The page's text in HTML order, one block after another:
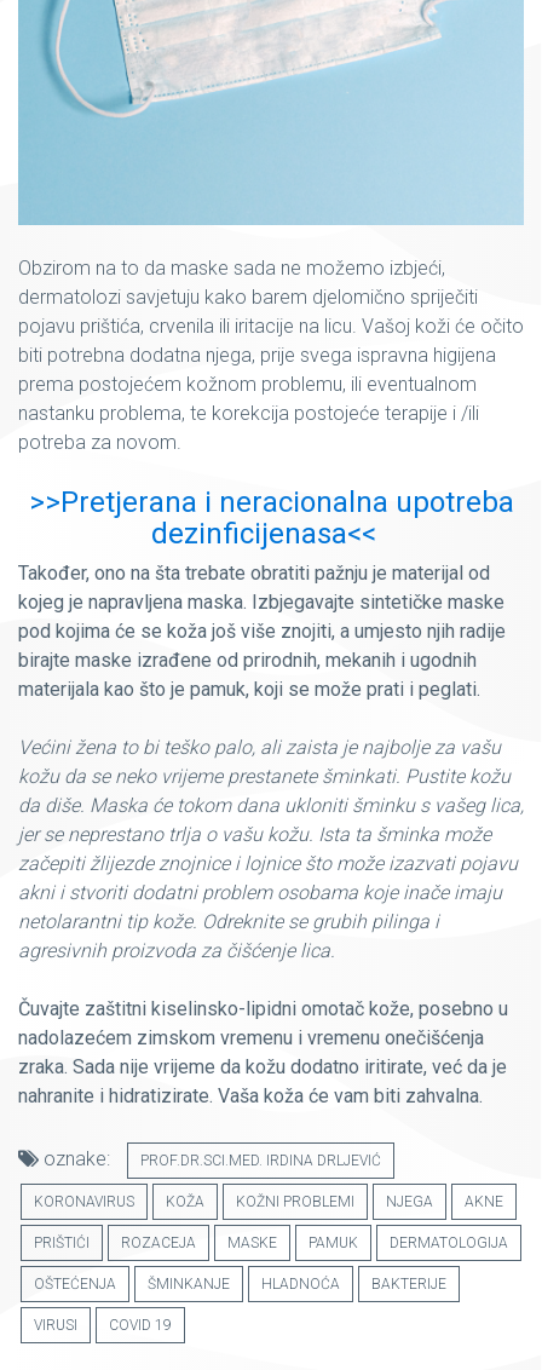
Obzirom na to da maske sada ne možemo izbjeći,
dermatolozi savjetuju kako barem djelomično spriječiti
pojavu prištića, crvenila ili iritacije na licu. Vašoj koži će očito
biti potrebna dodatna njega, prije svega ispravna higijena
prema postojećem kožnom problemu, ili eventualnom
nastanku problema, te korekcija postojeće terapije i /ili
potreba za novom.
>>Pretjerana i neracionalna upotreba
dezinficijenasa<<
Također, ono na šta trebate obratiti pažnju je materijal od
kojeg je napravljena maska. Izbjegavajte sintetičke maske
pod kojima će se koža još više znojiti, a umjesto njih radije
birajte maske izrađene od prirodnih, mekanih i ugodnih
materijala kao što je pamuk, koji se može prati i peglati.
Većini žena to bi teško palo, ali zaista je najbolje za vašu
kožu da se neko vrijeme prestanete šminkati. Pustite kožu
da diše. Maska ​​će tokom dana ukloniti šminku s vašeg lica,
jer se neprestano trlja o vašu kožu. Ista ta šminka može
začepiti žlijezde znojnice i lojnice što može izazvati pojavu
akni i stvoriti dodatni problem osobama koje inače imaju
netolarantni tip kože. Odreknite se grubih pilinga i
agresivnih proizvoda za čišćenje lica.
Čuvajte zaštitni kiselinsko-lipidni omotač kože, posebno u
nadolazećem zimskom vremenu i vremenu onečišćenja
zraka. Sada nije vrijeme da kožu dodatno iritirate, već da je
nahranite i hidratizirate. Vaša koža će vam biti zahvalna.
oznake: PROF.DR.SCI.MED. IRDINA DRLJEVIĆ
KORONAVIRUS KOŽA KOŽNI PROBLEMI NJEGA AKNE
PRIŠTIĆI ROZACEJA MASKE PAMUK DERMATOLOGIJA
OŠTEĆENJA ŠMINKANJE HLADNOĆA BAKTERIJE
VIRUSI COVID 19